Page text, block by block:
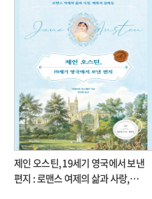
제인 오스틴, 19세기 영국에서 보낸
편지 : 로맨스 여제의 삶과 사랑,